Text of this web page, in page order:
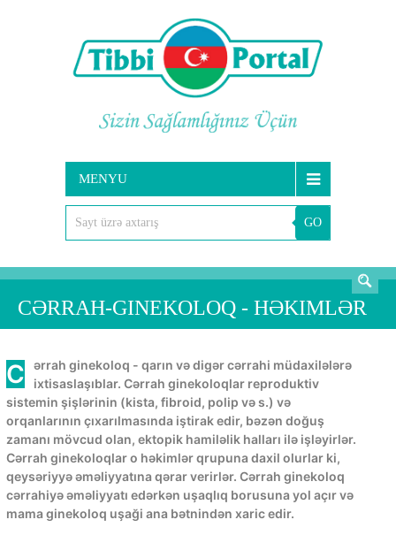
MENYU
GO
AXTARIŞ
CƏRRAH-GINEKOLOQ - HƏKIMLƏR
Cərrah ginekoloq - qarın və digər cərrahi müdaxilələrə
ixtisaslaşıblar. Cərrah ginekoloqlar reproduktiv
sistemin şişlərinin (kista, fibroid, polip və s.) və
orqanlarının çıxarılmasında iştirak edir, bəzən doğuş
zamanı mövcud olan, ektopik hamiləlik halları ilə işləyirlər.
Cərrah ginekoloqlar o həkimlər qrupuna daxil olurlar ki,
qeysəriyyə əməliyyatına qərar verirlər. Cərrah ginekoloq
cərrahiyə əməliyyatı edərkən uşaqlıq borusuna yol açır və
mama ginekoloq uşaği ana bətnindən xaric edir.